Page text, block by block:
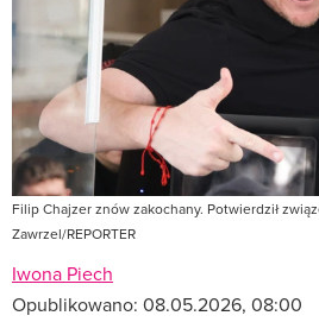
Filip Chajzer znów zakochany. Potwierdził
Zawrzel/REPORTER
Iwona Piech
Opublikowano: 08.05.2026, 08:00